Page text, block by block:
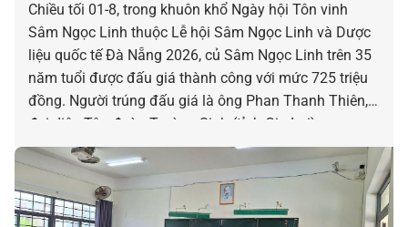
Chiều tối 01-8, trong khuôn khổ Ngày hội Tôn vinh
Sâm Ngọc Linh thuộc Lễ hội Sâm Ngọc Linh và Dược
liệu quốc tế Đà Nẵng 2026, củ Sâm Ngọc Linh trên 35
năm tuổi được đấu giá thành công với mức 725 triệu
đồng. Người trúng đấu giá là ông Phan Thanh Thiên,
đại diện Tập đoàn Trường Sinh (tỉnh Gia Lai).